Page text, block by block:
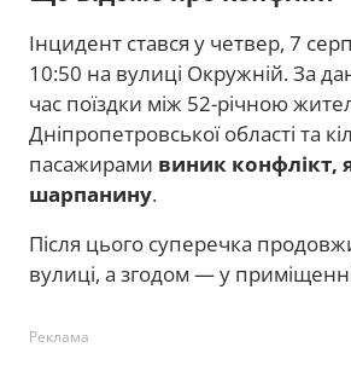
Інцидент стався у четвер, 7
10:50 на вулиці Окружній. За
час поїздки між 52-річною
Дніпропетровської області та
пасажирами виник конфлікт,
шарпанину.
Після цього суперечка
вулиці, а згодом — у
Реклама